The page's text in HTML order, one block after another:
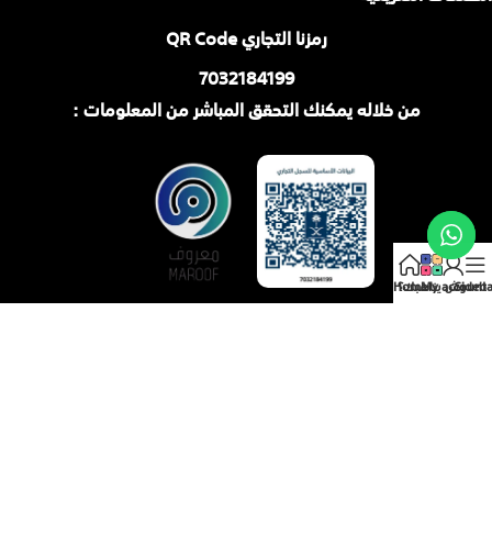
رمزنا التجاري QR Code
7032184199
من خلاله يمكنك التحقق المباشر من المعلومات :
My account
وش يناسبك؟
Home